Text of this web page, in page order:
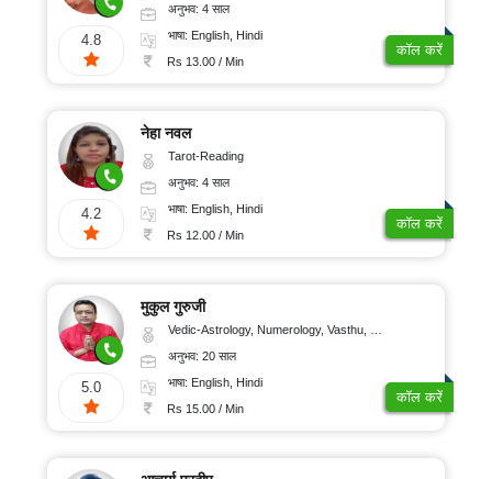
4.8
अनुभव: 4 साल
भाषा: English, Hindi
Rs 13.00 / Min
कॉल करें
4.2
नेहा नवल
Tarot-Reading
अनुभव: 4 साल
भाषा: English, Hindi
Rs 12.00 / Min
कॉल करें
5.0
मुकुल गुरुजी
Vedic-Astrology, Numerology, Vasthu, Nadi-Astrology, Psychology, Medical-Astrology, Tree-Astrology, Prashna-Kundali
अनुभव: 20 साल
भाषा: English, Hindi
Rs 15.00 / Min
कॉल करें